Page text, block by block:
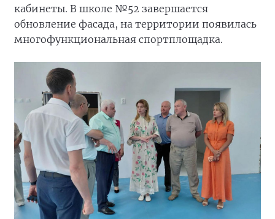
кабинеты. В школе №52 завершается
обновление фасада, на территории появилась
многофункциональная спортплощадка.